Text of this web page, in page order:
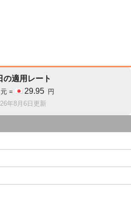
の適用レート
元 = 29.95
円
年8月6日更新